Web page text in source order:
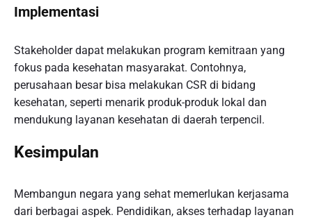
Implementasi
Stakeholder dapat melakukan program kemitraan yang
fokus pada kesehatan masyarakat. Contohnya,
perusahaan besar bisa melakukan CSR di bidang
kesehatan, seperti menarik produk-produk lokal dan
mendukung layanan kesehatan di daerah terpencil.
Kesimpulan
Membangun negara yang sehat memerlukan kerjasama
dari berbagai aspek. Pendidikan, akses terhadap layanan